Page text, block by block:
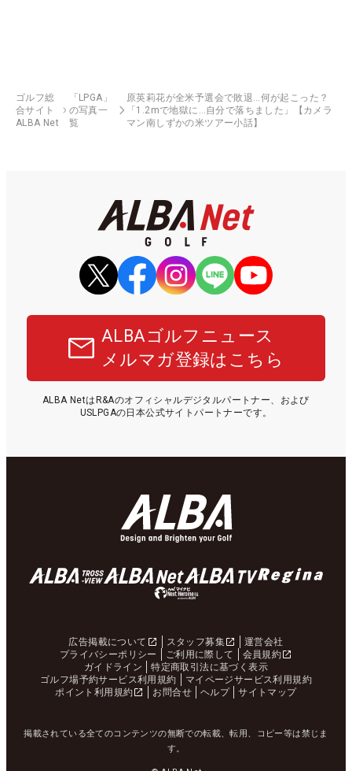
ゴルフ総
合サイト
ALBA Net
「LPGA」
の写真一
覧
原英莉花が全米予選会で敗退…何が起こった？
「1.2mで地獄に…自分で落ちました」【カメラ
マン南しずかの米ツアー小話】
ALBAゴルフニュース
メルマガ登録はこちら
ALBA NetはR&Aのオフィシャルデジタルパートナー、および
USLPGAの日本公式サイトパートナーです。
広告掲載について スタッフ募集
運営会社
プライバシーポリシー
ご利用に際して
会員規約
ガイドライン
特定商取引法に基づく表示
ゴルフ場予約サービス利用規約
マイページサービス利用規約
ポイント利用規約
お問合せ ヘルプ サイトマップ
掲載されている全てのコンテンツの無断での転載、転用、コピー等は禁じま
す。